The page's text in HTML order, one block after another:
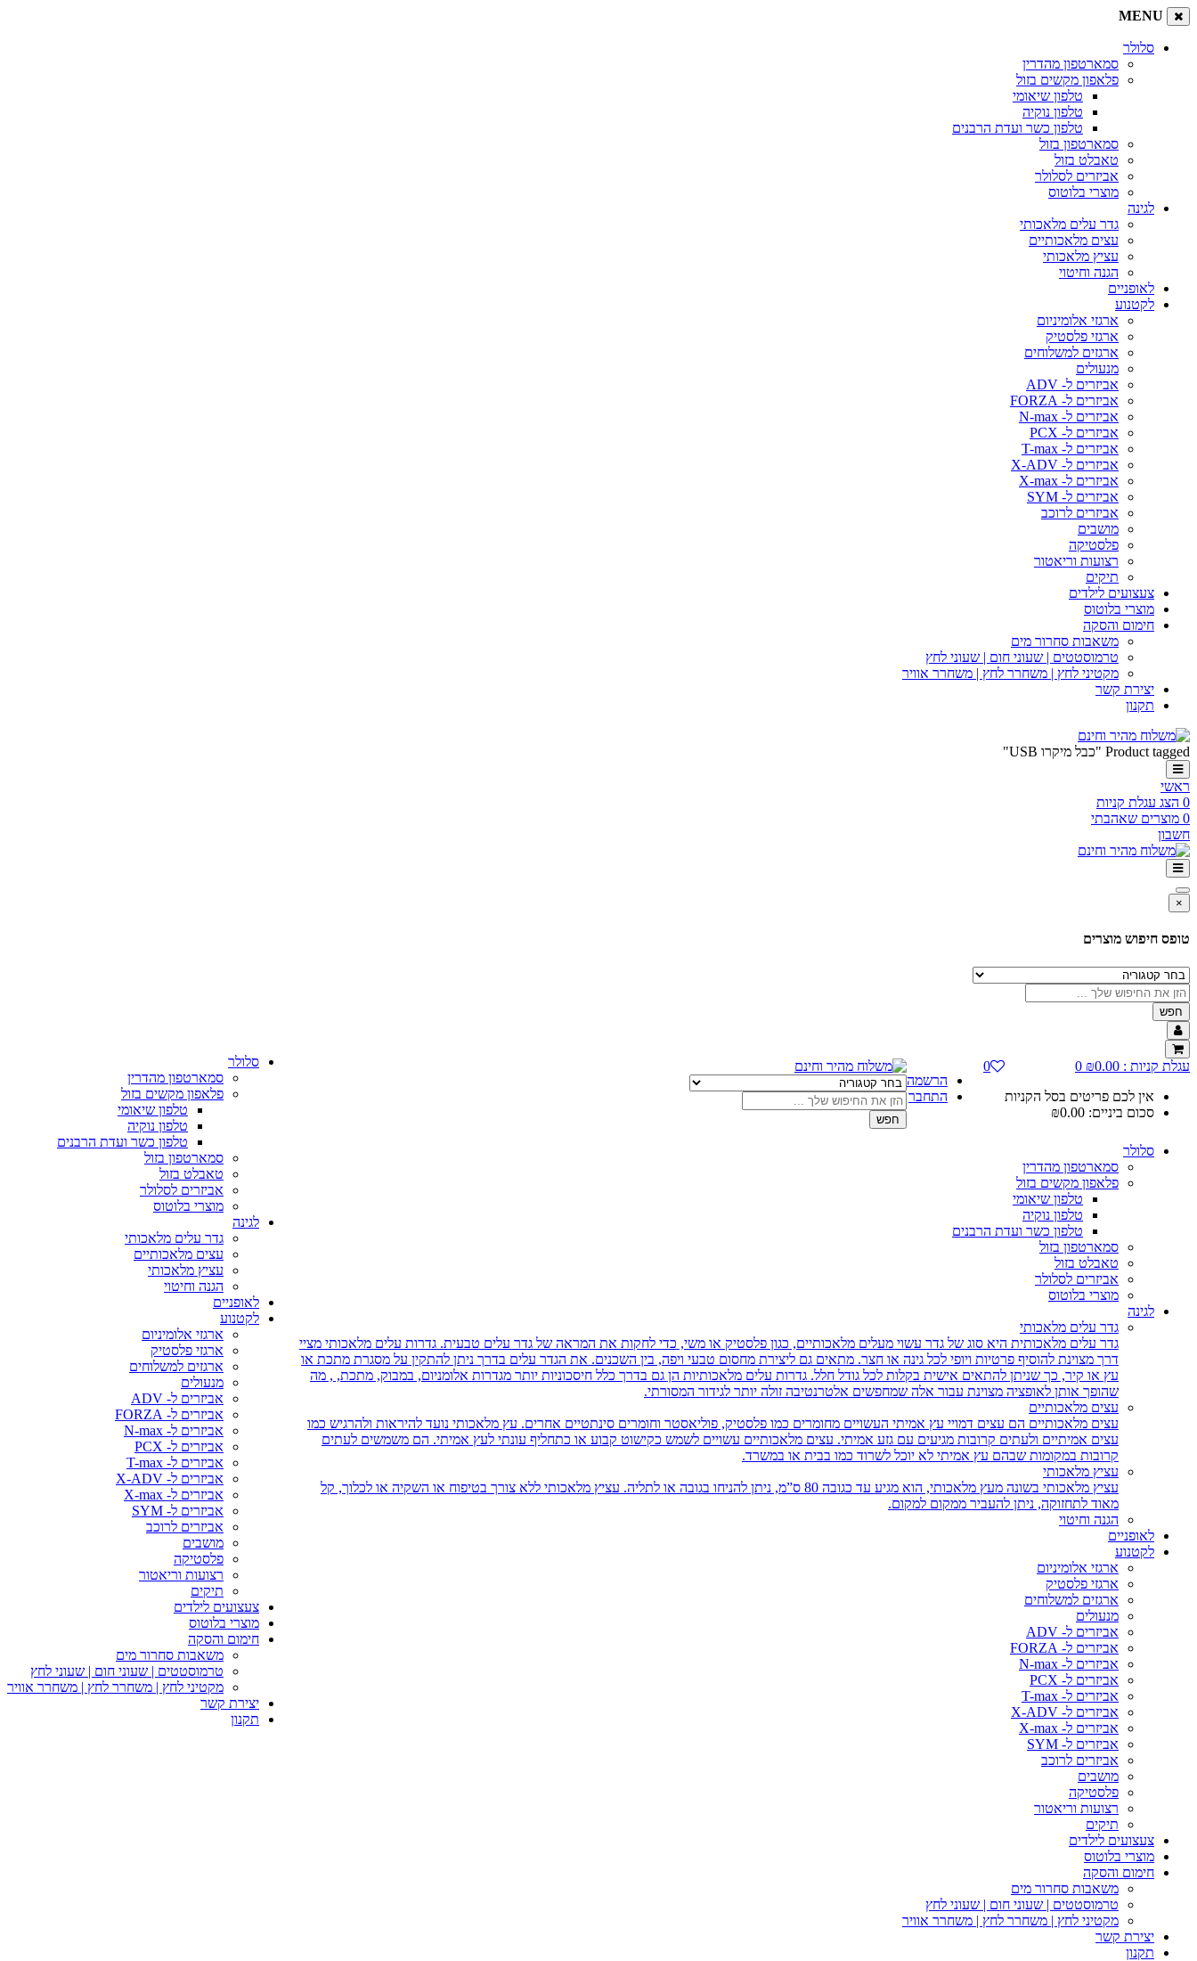
MENU
סלולר
סמארטפון מהדרין
פלאפון מקשים בזול
טלפון שיאומי
טלפון נוקיה
טלפון כשר ועדת הרבנים
סמארטפון בזול
טאבלט בזול
אביזרים לסלולר
מוצרי בלוטוס
לגינה
גדר עלים מלאכותי
עצים מלאכותיים
עציץ מלאכותי
הגנה וחיטוי
לאופניים
לקטנוע
ארגזי אלומיניום
ארגזי פלסטיק
ארגזים למשלוחים
מנעולים
אביזרים ל- ADV
אביזרים ל- FORZA
אביזרים ל- N-max
אביזרים ל- PCX
אביזרים ל- T-max
אביזרים ל- X-ADV
אביזרים ל- X-max
אביזרים ל- SYM
אביזרים לרוכב
מושבים
פלסטיקה
רצועות וריאטור
תיקים
צעצועים לילדים
מוצרי בלוטוס
חימום והסקה
משאבות סחרור מים
טרמוסטטים | שעוני חום | שעוני לחץ
מקטיני לחץ | משחרר לחץ | משחרר אוויר
יצירת קשר
תקנון
Product tagged "כבל מיקרו USB"
ראשי
0 הצג עגלת קניות
0 מוצרים שאהבתי
חשבון
×
טופס חיפוש מוצרים
חפש
סלולר
סמארטפון מהדרין
פלאפון מקשים בזול
טלפון שיאומי
טלפון נוקיה
טלפון כשר ועדת הרבנים
סמארטפון בזול
טאבלט בזול
אביזרים לסלולר
מוצרי בלוטוס
לגינה
גדר עלים מלאכותי
עצים מלאכותיים
עציץ מלאכותי
הגנה וחיטוי
לאופניים
לקטנוע
ארגזי אלומיניום
ארגזי פלסטיק
ארגזים למשלוחים
מנעולים
אביזרים ל- ADV
אביזרים ל- FORZA
אביזרים ל- N-max
אביזרים ל- PCX
אביזרים ל- T-max
אביזרים ל- X-ADV
אביזרים ל- X-max
אביזרים ל- SYM
אביזרים לרוכב
מושבים
פלסטיקה
רצועות וריאטור
תיקים
צעצועים לילדים
מוצרי בלוטוס
חימום והסקה
משאבות סחרור מים
טרמוסטטים | שעוני חום | שעוני לחץ
מקטיני לחץ | משחרר לחץ | משחרר אוויר
יצירת קשר
תקנון
עגלת קניות : ₪0.00
0
אין לכם פריטים בסל הקניות
סכום ביניים:
₪0.00
0
הרשמה
התחבר
חפש
סלולר
סמארטפון מהדרין
פלאפון מקשים בזול
טלפון שיאומי
טלפון נוקיה
טלפון כשר ועדת הרבנים
סמארטפון בזול
טאבלט בזול
אביזרים לסלולר
מוצרי בלוטוס
לגינה
גדר עלים מלאכותי
גדר עלים מלאכותית היא סוג של גדר עשוי מעלים מלאכותיים, כגון פלסטיק או משי, כדי לחקות את המראה של גדר עלים טבעית. גדרות עלים מלאכותי מציי
דרך מצוינת להוסיף פרטיות ויופי לכל גינה או חצר. מתאים גם ליצירת מחסום טבעי ויפה, בין השכנים. את הגדר עלים בדרך ניתן להתקין על מסגרת מתכת או
עץ או קיר, כך שניתן להתאים אישית בקלות לכל גודל חלל. גדרות עלים מלאכותיות הן גם בדרך כלל חיסכוניות יותר מגדרות אלומניום, במבוק, מתכת, , מה
שהופך אותן לאופציה מצוינת עבור אלה שמחפשים אלטרנטיבה זולה יותר לגידור המסורתי.
עצים מלאכותיים
עצים מלאכותיים הם עצים דמויי עץ אמיתי העשויים מחומרים כמו פלסטיק, פוליאסטר וחומרים סינתטיים אחרים. עץ מלאכותי נועד להיראות ולהרגיש כמו
עצים אמיתיים ולעתים קרובות מגיעים עם גזע אמיתי. עצים מלאכותיים עשויים לשמש כקישוט קבוע או כתחליף עונתי לעץ אמיתי. הם משמשים לעתים
קרובות במקומות שבהם עץ אמיתי לא יוכל לשרוד כמו בבית או במשרד.
עציץ מלאכותי
עציץ מלאכותי בשונה מעץ מלאכותי, הוא מגיע עד כגובה 80 ס”מ, ניתן להניחו בגובה או לתליה. עציץ מלאכותי ללא צורך בטיפוח או השקיה או לכלוך, קל
מאוד לתחזוקה, ניתן להעביר ממקום למקום.
הגנה וחיטוי
לאופניים
לקטנוע
ארגזי אלומיניום
ארגזי פלסטיק
ארגזים למשלוחים
מנעולים
אביזרים ל- ADV
אביזרים ל- FORZA
אביזרים ל- N-max
אביזרים ל- PCX
אביזרים ל- T-max
אביזרים ל- X-ADV
אביזרים ל- X-max
אביזרים ל- SYM
אביזרים לרוכב
מושבים
פלסטיקה
רצועות וריאטור
תיקים
צעצועים לילדים
מוצרי בלוטוס
חימום והסקה
משאבות סחרור מים
טרמוסטטים | שעוני חום | שעוני לחץ
מקטיני לחץ | משחרר לחץ | משחרר אוויר
יצירת קשר
תקנון